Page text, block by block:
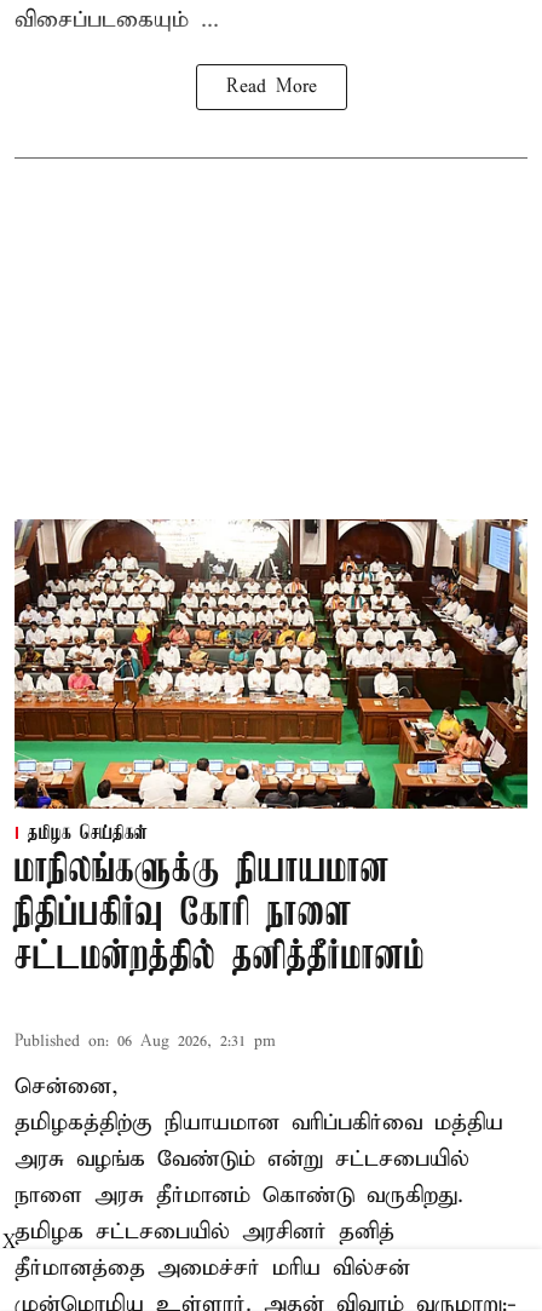
விசைப்படகையும் ...
Read More
தமிழக செய்திகள்
மாநிலங்களுக்கு நியாயமான
நிதிப்பகிர்வு கோரி நாளை
சட்டமன்றத்தில் தனித்தீர்மானம்
Published on: 06 Aug 2026, 2:31 pm
சென்னை,
தமிழகத்திற்கு நியாயமான வரிப்பகிர்வை மத்திய
அரசு வழங்க வேண்டும் என்று சட்டசபையில்
நாளை அரசு தீர்மானம் கொண்டு வருகிறது.
தமிழக சட்டசபையில் அரசினர் தனித்
தீர்மானத்தை அமைச்சர் மரிய வில்சன்
முன்மொழிய உள்ளார். அதன் விவரம் வருமாறு:-
X